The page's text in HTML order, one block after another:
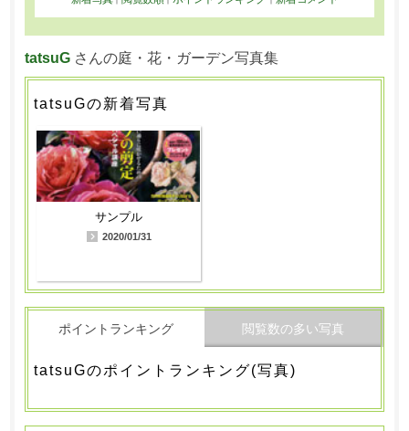
tatsuGさんの庭・花・ガーデン写真集
tatsuGの新着写真
サンプル
2020/01/31
ポイントランキング 閲覧数の多い写真
tatsuGのポイントランキング(写真)